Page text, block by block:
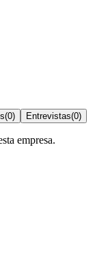
(0) Entrevistas(0)
empresa.